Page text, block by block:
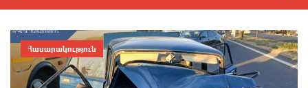
Հասարակություն